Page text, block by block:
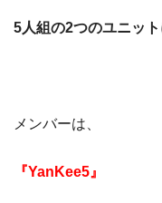
5人組の2つのユニッ
メンバーは、
『YanKee5』